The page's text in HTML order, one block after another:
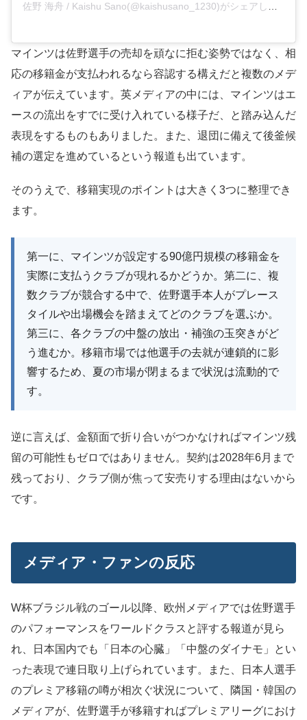
佐野 海舟 / Kaishu Sano(@kaishusano_1230)がシェアした投稿
マインツは佐野選手の売却を頑なに拒む姿勢ではなく、相
応の移籍金が支払われるなら容認する構えだと複数のメデ
ィアが伝えています。英メディアの中には、マインツはエ
ースの流出をすでに受け入れている様子だ、と踏み込んだ
表現をするものもありました。また、退団に備えて後釜候
補の選定を進めているという報道も出ています。
そのうえで、移籍実現のポイントは大きく3つに整理でき
ます。
第一に、マインツが設定する90億円規模の移籍金を
実際に支払うクラブが現れるかどうか。第二に、複
数クラブが競合する中で、佐野選手本人がプレース
タイルや出場機会を踏まえてどのクラブを選ぶか。
第三に、各クラブの中盤の放出・補強の玉突きがど
う進むか。移籍市場では他選手の去就が連鎖的に影
響するため、夏の市場が閉まるまで状況は流動的で
す。
逆に言えば、金額面で折り合いがつかなければマインツ残
留の可能性もゼロではありません。契約は2028年6月まで
残っており、クラブ側が焦って安売りする理由はないから
です。
メディア・ファンの反応
W杯ブラジル戦のゴール以降、欧州メディアでは佐野選手
のパフォーマンスをワールドクラスと評する報道が見ら
れ、日本国内でも「日本の心臓」「中盤のダイナモ」とい
った表現で連日取り上げられています。また、日本人選手
のプレミア移籍の噂が相次ぐ状況について、隣国・韓国の
メディアが、佐野選手が移籍すればプレミアリーグにおけ